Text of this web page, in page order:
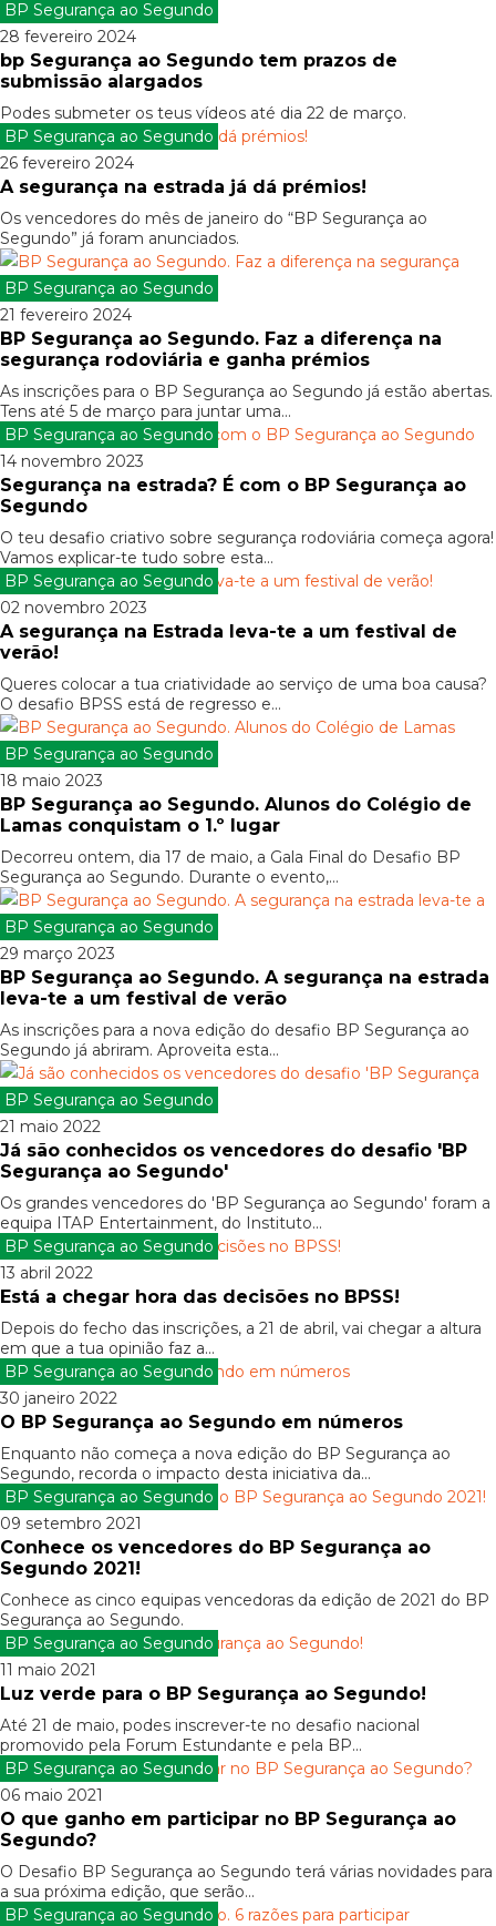
BP Segurança ao Segundo
28 fevereiro 2024
bp Segurança ao Segundo tem prazos de
submissão alargados
Podes submeter os teus vídeos até dia 22 de março.
BP Segurança ao Segundo
26 fevereiro 2024
A segurança na estrada já dá prémios!
Os vencedores do mês de janeiro do “BP Segurança ao
Segundo” já foram anunciados.
BP Segurança ao Segundo
21 fevereiro 2024
BP Segurança ao Segundo. Faz a diferença na
segurança rodoviária e ganha prémios
As inscrições para o BP Segurança ao Segundo já estão abertas.
Tens até 5 de março para juntar uma...
BP Segurança ao Segundo
14 novembro 2023
Segurança na estrada? É com o BP Segurança ao
Segundo
O teu desafio criativo sobre segurança rodoviária começa agora!
Vamos explicar-te tudo sobre esta...
BP Segurança ao Segundo
02 novembro 2023
A segurança na Estrada leva-te a um festival de
verão!
Queres colocar a tua criatividade ao serviço de uma boa causa?
O desafio BPSS está de regresso e...
BP Segurança ao Segundo
18 maio 2023
BP Segurança ao Segundo. Alunos do Colégio de
Lamas conquistam o 1.º lugar
Decorreu ontem, dia 17 de maio, a Gala Final do Desafio BP
Segurança ao Segundo. Durante o evento,...
BP Segurança ao Segundo
29 março 2023
BP Segurança ao Segundo. A segurança na estrada
leva-te a um festival de verão
As inscrições para a nova edição do desafio BP Segurança ao
Segundo já abriram. Aproveita esta...
BP Segurança ao Segundo
21 maio 2022
Já são conhecidos os vencedores do desafio 'BP
Segurança ao Segundo'
Os grandes vencedores do 'BP Segurança ao Segundo' foram a
equipa ITAP Entertainment, do Instituto...
BP Segurança ao Segundo
13 abril 2022
Está a chegar hora das decisões no BPSS!
Depois do fecho das inscrições, a 21 de abril, vai chegar a altura
em que a tua opinião faz a...
BP Segurança ao Segundo
30 janeiro 2022
O BP Segurança ao Segundo em números
Enquanto não começa a nova edição do BP Segurança ao
Segundo, recorda o impacto desta iniciativa da...
BP Segurança ao Segundo
09 setembro 2021
Conhece os vencedores do BP Segurança ao
Segundo 2021!
Conhece as cinco equipas vencedoras da edição de 2021 do BP
Segurança ao Segundo.
BP Segurança ao Segundo
11 maio 2021
Luz verde para o BP Segurança ao Segundo!
Até 21 de maio, podes inscrever-te no desafio nacional
promovido pela Forum Estundante e pela BP...
BP Segurança ao Segundo
06 maio 2021
O que ganho em participar no BP Segurança ao
Segundo?
O Desafio BP Segurança ao Segundo terá várias novidades para
a sua próxima edição, que serão...
BP Segurança ao Segundo